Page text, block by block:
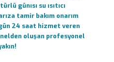
günısı su ısıtıcı
tamir bakım onarım
24 saat hizmet veren
oluşan profesyonel